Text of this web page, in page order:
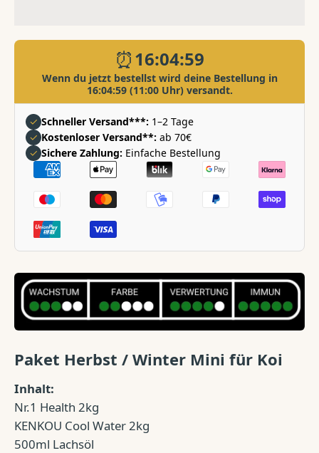
Koi
verringern
Koi
erhöhen
⏰16:04:59
Wenn du jetzt bestellst wird deine Bestellung in
16:04:59(11:00 Uhr) versandt.
✓ Schneller Versand***: 1–2 Tage
✓ Kostenloser Versand**: ab 70€
✓ Sichere Zahlung: Einfache Bestellung
Zahlungsarten
Paket Herbst / Winter Mini für Koi
Inhalt:
Nr.1 Health 2kg
KENKOU Cool Water 2kg
500ml Lachsöl